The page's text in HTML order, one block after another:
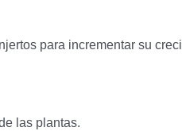
para incrementar su
las plantas.